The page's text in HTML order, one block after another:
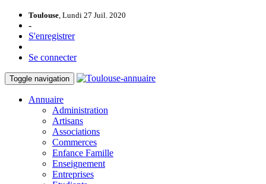
Toulouse, Lundi 27 Juil. 2020
-
S'enregistrer
Se connecter
Toggle navigation
Annuaire
Administration
Artisans
Associations
Commerces
Enfance Famille
Enseignement
Entreprises